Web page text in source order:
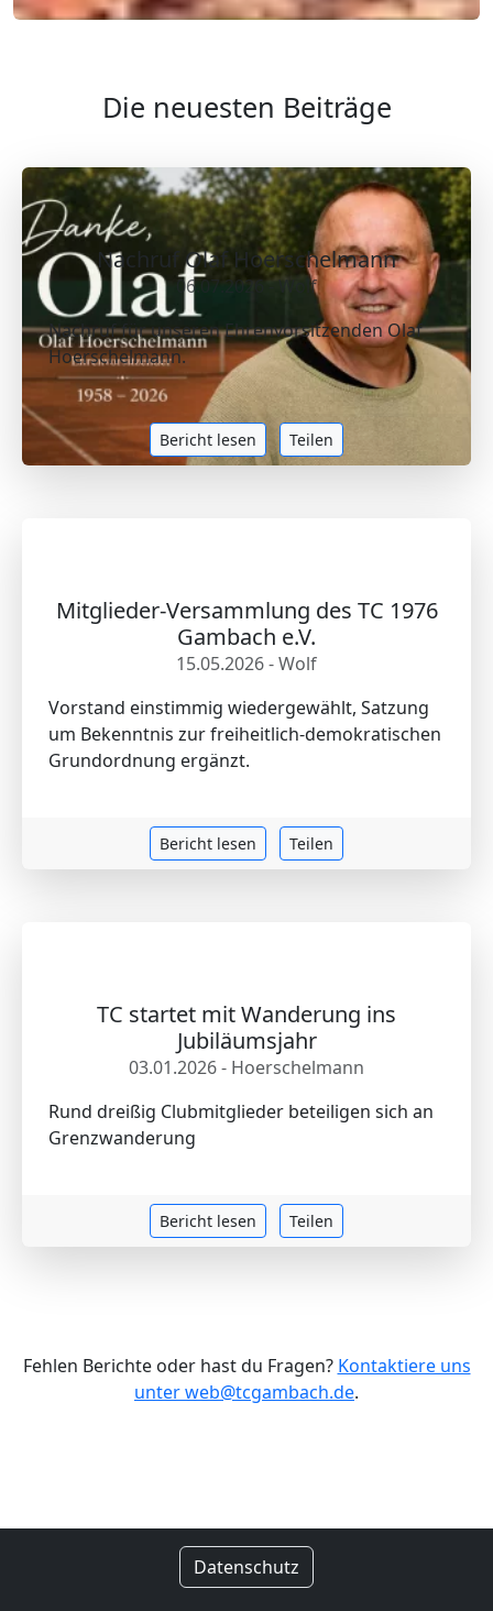
Die neuesten Beiträge
Nachruf Olaf Hoerschelmann
06.07.2026 - Wolf
Nachruf für unseren Ehrenvorsitzenden Olaf
Hoerschelmann.
Bericht lesen Teilen
Mitglieder-Versammlung des TC 1976
Gambach e.V.
15.05.2026 - Wolf
Vorstand einstimmig wiedergewählt, Satzung
um Bekenntnis zur freiheitlich-demokratischen
Grundordnung ergänzt.
Bericht lesen Teilen
TC startet mit Wanderung ins
Jubiläumsjahr
03.01.2026 - Hoerschelmann
Rund dreißig Clubmitglieder beteiligen sich an
Grenzwanderung
Bericht lesen Teilen
Fehlen Berichte oder hast du Fragen? Kontaktiere uns
unter web@tcgambach.de.
Datenschutz